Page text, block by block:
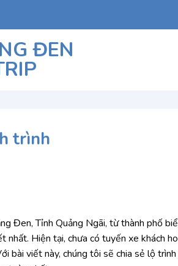
trình
Đen, Tỉnh Quảng Ngãi, từ thành phố
nhất. Hiện tại, chưa có tuyến xe khách
bài viết này, chúng tôi sẽ chia sẻ lộ trình